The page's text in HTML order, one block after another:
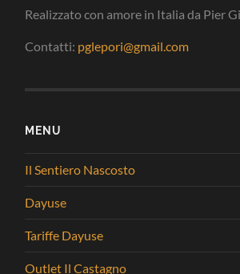
Realizzato con amore in Italia da Pier
Contatti: pglepori@gmail.com
MENU
Il Sentiero Nascosto
Dayuse
Tariffe Dayuse
Outlet Il Castagno